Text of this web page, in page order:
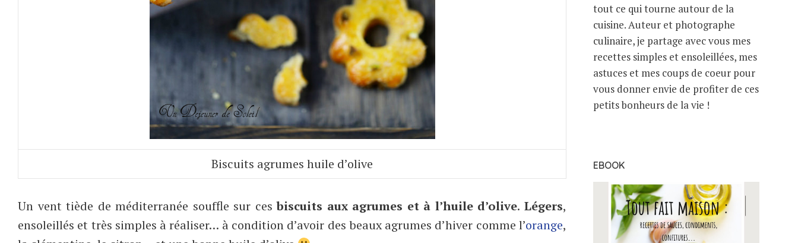
Biscuits agrumes huile d’olive
Un vent tiède de méditerranée souffle sur cesbiscuits aux agrumes et à l’huile d’olive.Légers,
ensoleillés et très simples à réaliser… à condition d’avoir des beaux agrumes d’hiver comme l’orange,
tout ce qui tourne autour de la
cuisine. Auteur et photographe
culinaire, je partage avec vous mes
recettes simples et ensoleillées, mes
astuces et mes coups de coeur pour
vous donner envie de profiter de ces
petits bonheurs de la vie !
EBOOK